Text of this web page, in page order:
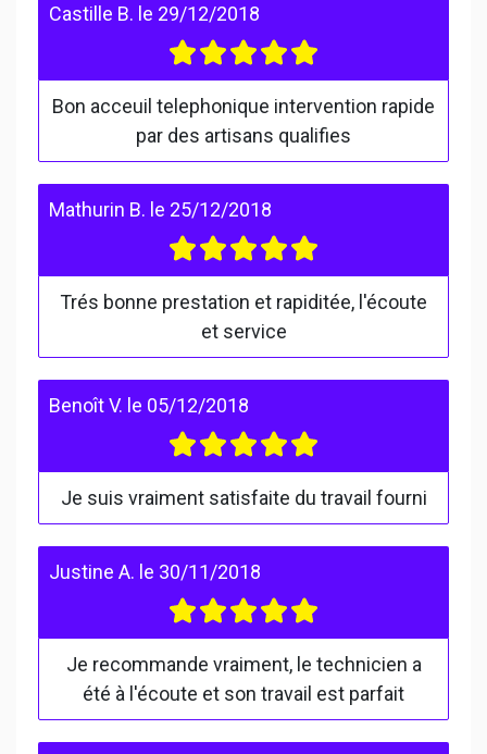
Castille B. le 29/12/2018
Bon acceuil telephonique intervention rapide
par des artisans qualifies
Mathurin B. le 25/12/2018
Trés bonne prestation et rapiditée, l'écoute
et service
Benoît V. le 05/12/2018
Je suis vraiment satisfaite du travail fourni
Justine A. le 30/11/2018
Je recommande vraiment, le technicien a
été à l'écoute et son travail est parfait